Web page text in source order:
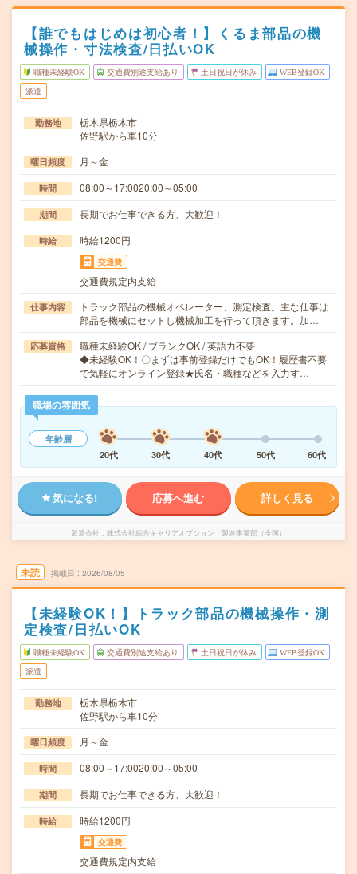
【誰でもはじめは初心者！】くるま部品の機
械操作・寸法検査/日払いOK
職種未経験OK 交通費別途支給あり 土日祝日が休み WEB登録OK
派遣
勤務地
栃木県栃木市
佐野駅から車10分
曜日頻度 月～金
時間 08:00～17:0020:00～05:00
期間 長期でお仕事できる方、大歓迎！
時給 時給1200円
交通費
交通費規定内支給
仕事内容
トラック部品の機械オペレーター、測定検査。主な仕事は
部品を機械にセットし機械加工を行って頂きます。加…
応募資格
職種未経験OK / ブランクOK / 英語力不要
◆未経験OK！〇まずは事前登録だけでもOK！履歴書不要
で気軽にオンライン登録★氏名・職種などを入力す…
職場の雰囲気
年齢層
20代
30代 40代 50代 60代
気になる! 応募へ進む 詳しく見る
派遣会社 株式会社綜合キャリアオプション 製造事業部（全国）
未読 掲載日 2026/08/05
【未経験OK！】トラック部品の機械操作・測
定検査/日払いOK
職種未経験OK 交通費別途支給あり 土日祝日が休み WEB登録OK
派遣
勤務地
栃木県栃木市
佐野駅から車10分
曜日頻度 月～金
時間 08:00～17:0020:00～05:00
期間 長期でお仕事できる方、大歓迎！
時給 時給1200円
交通費
交通費規定内支給